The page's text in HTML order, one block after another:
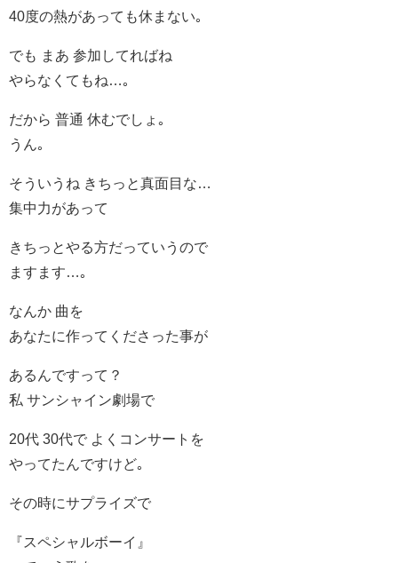
40度の熱があっても休まない｡
でも まあ 参加してればね
やらなくてもね…｡
だから 普通 休むでしょ｡
うん｡
そういうね きちっと真面目な…
集中力があって
きちっとやる方だっていうので
ますます…｡
なんか 曲を
あなたに作ってくださった事が
あるんですって？
私 サンシャイン劇場で
20代 30代で よくコンサートを
やってたんですけど｡
その時にサプライズで
『スペシャルボーイ』